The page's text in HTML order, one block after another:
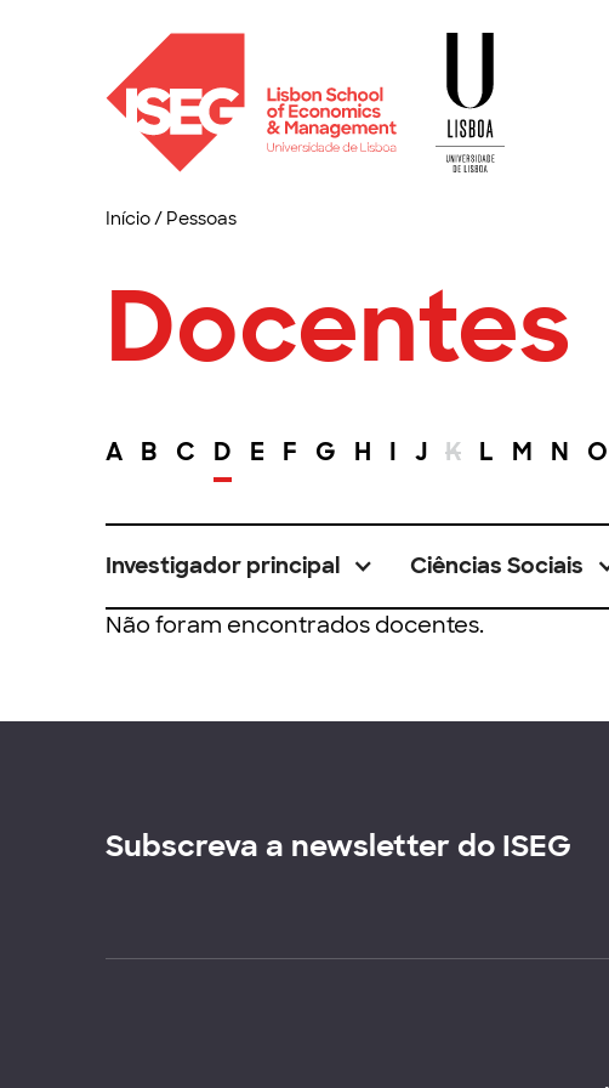
Início/ Pessoas
Docentes
A B C D E F G H I J K L M N O
Investigador principal Ciências Sociais
Não foram encontrados docentes.
Subscreva a newsletter do ISEG